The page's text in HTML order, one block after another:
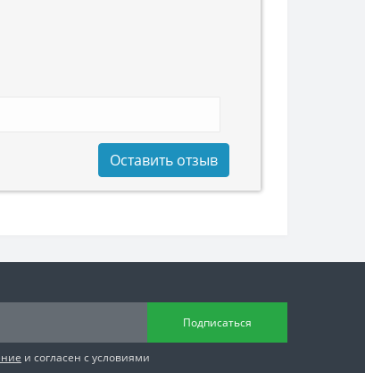
Оставить отзыв
Подписаться
и согласен с условиями